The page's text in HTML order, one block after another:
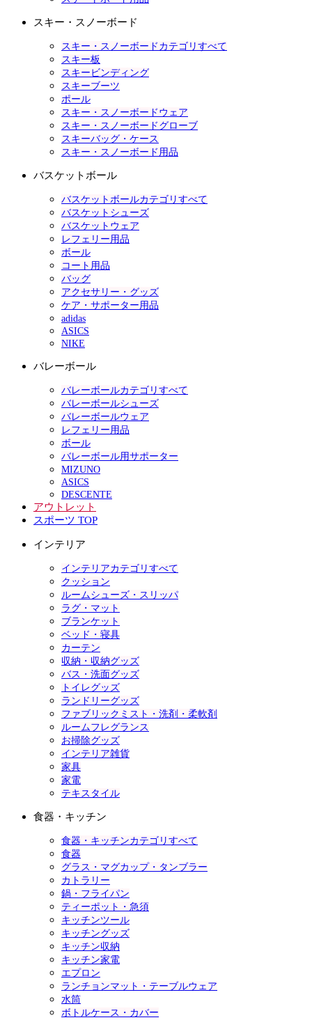
スキー・スノーボード
スキー・スノーボードカテゴリすべて
スキー板
スキービンディング
スキーブーツ
ポール
スキー・スノーボードウェア
スキー・スノーボードグローブ
スキーバッグ・ケース
スキー・スノーボード用品
バスケットボール
バスケットボールカテゴリすべて
バスケットシューズ
バスケットウェア
レフェリー用品
ボール
コート用品
バッグ
アクセサリー・グッズ
ケア・サポーター用品
adidas
ASICS
NIKE
バレーボール
バレーボールカテゴリすべて
バレーボールシューズ
バレーボールウェア
レフェリー用品
ボール
バレーボール用サポーター
MIZUNO
ASICS
DESCENTE
アウトレット
スポーツ TOP
インテリア
インテリアカテゴリすべて
クッション
ルームシューズ・スリッパ
ラグ・マット
ブランケット
ベッド・寝具
カーテン
収納・収納グッズ
バス・洗面グッズ
トイレグッズ
ランドリーグッズ
ファブリックミスト・洗剤・柔軟剤
ルームフレグランス
お掃除グッズ
インテリア雑貨
家具
家電
テキスタイル
食器・キッチン
食器・キッチンカテゴリすべて
食器
グラス・マグカップ・タンブラー
カトラリー
鍋・フライパン
ティーポット・急須
キッチンツール
キッチングッズ
キッチン収納
キッチン家電
エプロン
ランチョンマット・テーブルウェア
水筒
ボトルケース・カバー